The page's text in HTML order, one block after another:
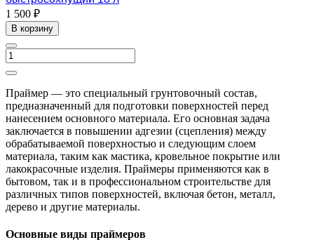
1 500 ₽
В корзину
Праймер — это специальный грунтовочный состав,
предназначенный для подготовки поверхностей перед
нанесением основного материала. Его основная задача
заключается в повышении адгезии (сцепления) между
обрабатываемой поверхностью и следующим слоем
материала, таким как мастика, кровельное покрытие или
лакокрасочные изделия. Праймеры применяются как в
бытовом, так и в профессиональном строительстве для
различных типов поверхностей, включая бетон, металл,
дерево и другие материалы.
Основные виды праймеров